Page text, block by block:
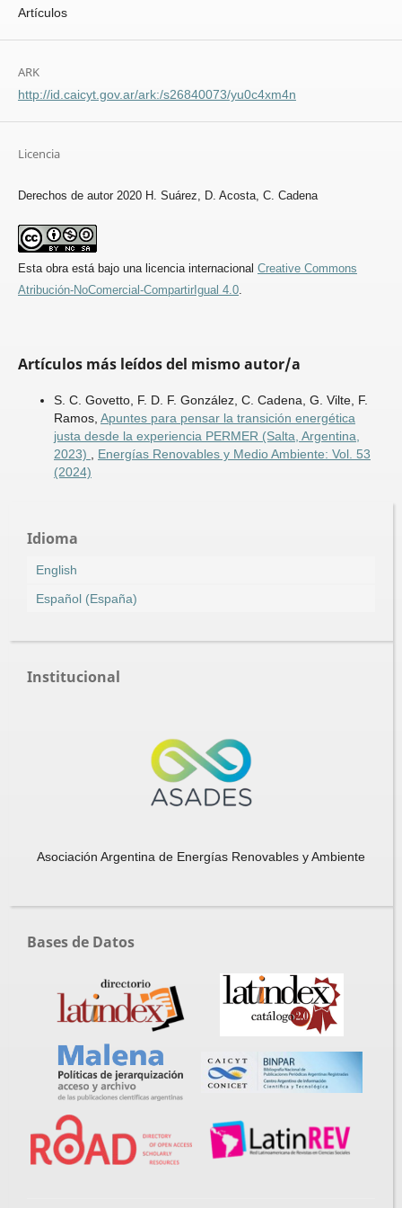
Artículos
ARK
http://id.caicyt.gov.ar/ark:/s26840073/yu0c4xm4n
Licencia
Derechos de autor 2020 H. Suárez, D. Acosta, C. Cadena
Esta obra está bajo una licencia internacional Creative Commons
Atribución-NoComercial-CompartirIgual 4.0.
Artículos más leídos del mismo autor/a
S. C. Govetto, F. D. F. González, C. Cadena, G. Vilte, F.
Ramos, Apuntes para pensar la transición energética
justa desde la experiencia PERMER (Salta, Argentina,
2023)
Energías Renovables y Medio Ambiente: Vol. 53
(2024)
Idioma
English
Español (España)
Institucional
Asociación Argentina de Energías Renovables y Ambiente
Bases de Datos